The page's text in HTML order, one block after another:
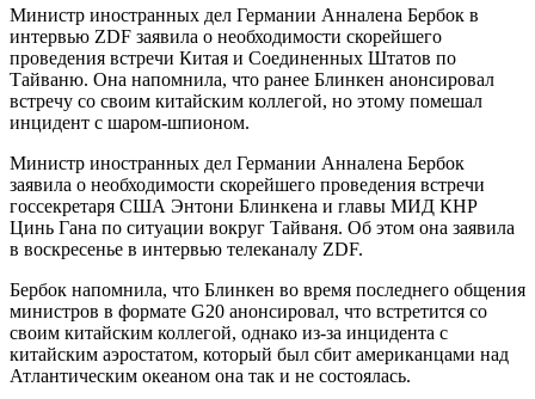
Министр иностранных дел Германии Анналена Бербок в
интервью ZDF заявила о необходимости скорейшего
проведения встречи Китая и Соединенных Штатов по
Тайваню. Она напомнила, что ранее Блинкен анонсировал
встречу со своим китайским коллегой, но этому помешал
инцидент с шаром-шпионом.
Министр иностранных дел Германии Анналена Бербок
заявила о необходимости скорейшего проведения встречи
госсекретаря США Энтони Блинкена и главы МИД КНР
Цинь Гана по ситуации вокруг Тайваня. Об этом она заявила
в воскресенье в интервью телеканалу ZDF.
Бербок напомнила, что Блинкен во время последнего общения
министров в формате G20 анонсировал, что встретится со
своим китайским коллегой, однако из-за инцидента с
китайским аэростатом, который был сбит американцами над
Атлантическим океаном она так и не состоялась.